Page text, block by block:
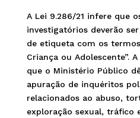
A Lei 9.286/21 infere que
investigatórios deverão
de etiqueta com os
Criança ou Adolescente”.
que o Ministério Público
apuração de inquéritos
relacionados ao abuso,
exploração sexual, tráfico